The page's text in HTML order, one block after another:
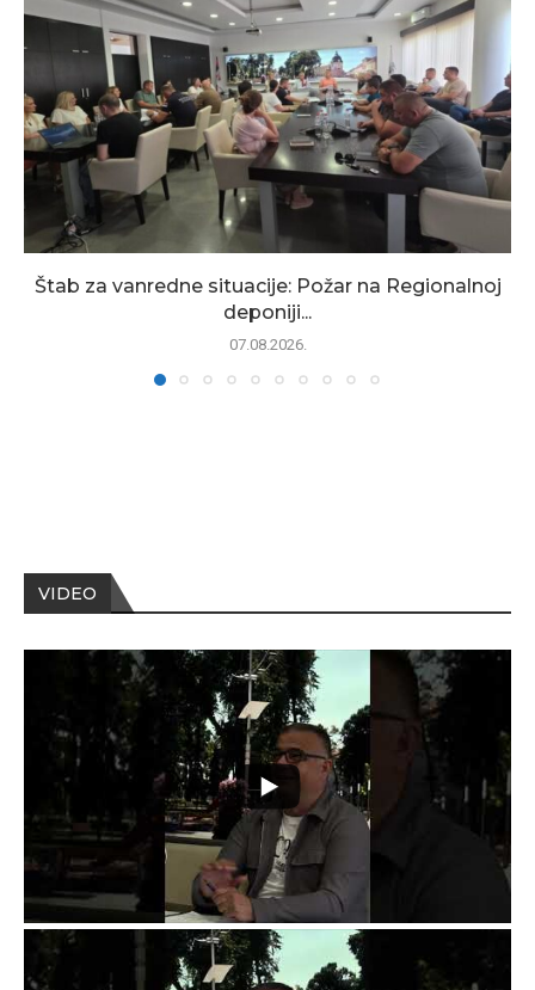
Štab za vanredne situacije: Požar na Regionalnoj
deponiji...
07.08.2026.
VIDEO